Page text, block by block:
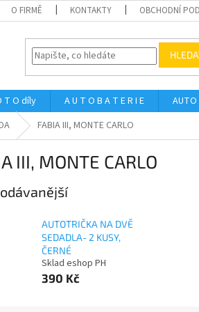
O FIRMĚ KONTAKTY OBCHODNÍ
T O díly A U T O B A T E R I E AUTO
FABIA III, MONTE CARLO
III, MONTE CARLO
AUTOTRIČKA NA DVĚ
SEDADLA- 2 KUSY,
ČERNÉ
Sklad eshop PH
390 Kč